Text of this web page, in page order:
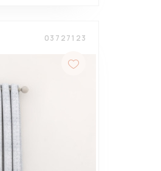
03727123